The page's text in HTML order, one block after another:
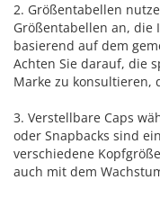
2. Größentabellen
Größentabellen an, die
basierend auf dem
Achten Sie darauf, die
Marke zu konsultieren,
3. Verstellbare Caps
oder Snapbacks sind
verschiedene
auch mit dem